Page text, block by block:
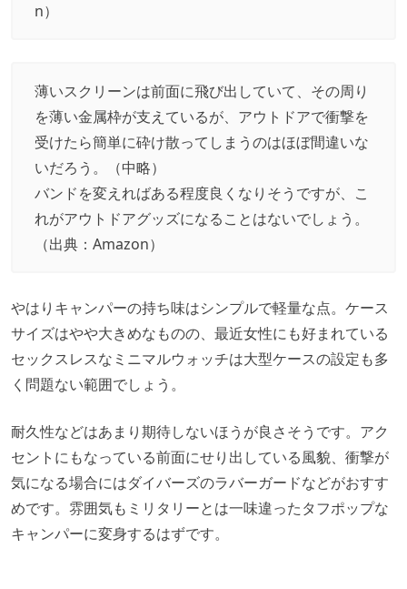
n）
薄いスクリーンは前面に飛び出していて、その周り
を薄い金属枠が支えているが、アウトドアで衝撃を
受けたら簡単に砕け散ってしまうのはほぼ間違いな
いだろう。（中略）
バンドを変えればある程度良くなりそうですが、こ
れがアウトドアグッズになることはないでしょう。
（出典： Amazon）
やはりキャンパーの持ち味はシンプルで軽量な点。ケース
サイズはやや大きめなものの、最近女性にも好まれている
セックスレスなミニマルウォッチは大型ケースの設定も多
く問題ない範囲でしょう。
耐久性などはあまり期待しないほうが良さそうです。アク
セントにもなっている前面にせり出している風貌、衝撃が
気になる場合にはダイバーズのラバーガードなどがおすす
めです。雰囲気もミリタリーとは一味違ったタフポップな
キャンパーに変身するはずです。